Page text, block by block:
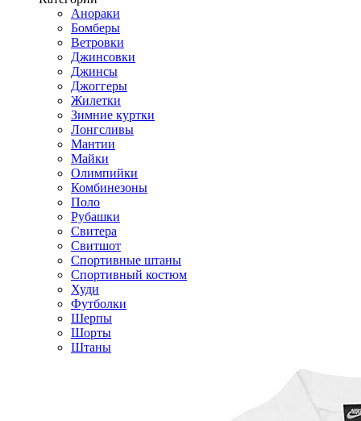
Анораки
Бомберы
Ветровки
Джинсовки
Джинсы
Джоггеры
Жилетки
Зимние куртки
Лонгсливы
Мантии
Майки
Олимпийки
Комбинезоны
Поло
Рубашки
Свитера
Свитшот
Спортивные штаны
Спортивный костюм
Худи
Футболки
Шерпы
Шорты
Штаны